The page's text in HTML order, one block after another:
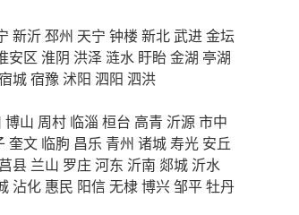
新沂邳州 天宁 钟楼 新北武进金坛
安区 淮阴 洪泽 涟水 盱眙金湖 亭湖
城宿豫 沭阳 泗阳 泗洪
博山 周村 临淄 桓台 高青 沂源市中
奎文 临朐 昌乐 青州 诸城寿光 安丘
莒县 兰山 罗庄河东 沂南 郯城 沂水
沾化 惠民 阳信无棣博兴邹平牡丹